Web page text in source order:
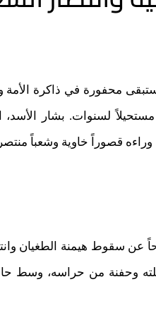
محفورة في ذاكرة الأمة
لسنوات. بشار الأسد،
قصوراً خاوية وشعباً
عن سقوط هيمنة الطغيان
وحفنة من حراسه، وسط